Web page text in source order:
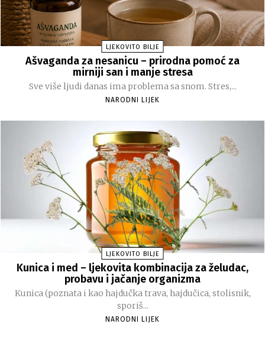
LJEKOVITO BILJE
Ašvaganda za nesanicu – prirodna pomoć za
mirniji san i manje stresa
Sve više ljudi danas ima problema sa snom. Stres,...
NARODNI LIJEK
LJEKOVITO BILJE
Kunica i med – ljekovita kombinacija za želudac,
probavu i jačanje organizma
Kunica (poznata i kao hajdučka trava, hajdučica, stolisnik,
sporiš...
NARODNI LIJEK